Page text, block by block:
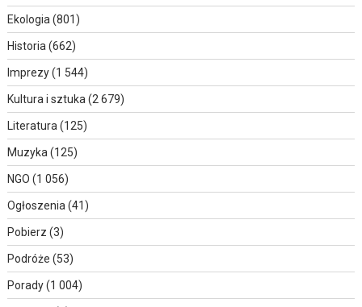
Ekologia (801)
Historia (662)
Imprezy(1 544)
Kultura i sztuka (2 679)
Literatura (125)
Muzyka (125)
NGO (1 056)
Ogłoszenia (41)
Pobierz (3)
Podróże (53)
Porady(1 004)